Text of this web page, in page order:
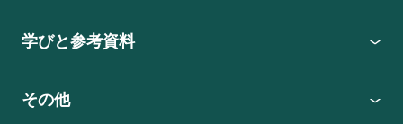
学びと参考資料
その他